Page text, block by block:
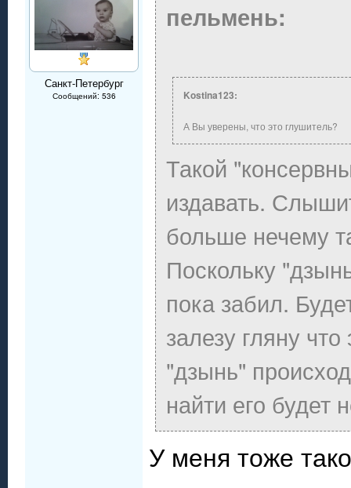
Санкт-Петербург
Сообщений: 536
пельмень:
Kostina123:
А Вы уверены, что это глушитель?
Такой
издавать.
больше нечему
Поскольку
пока забил.
залезу гляну
"дзынь"
найти его будет
У меня тоже